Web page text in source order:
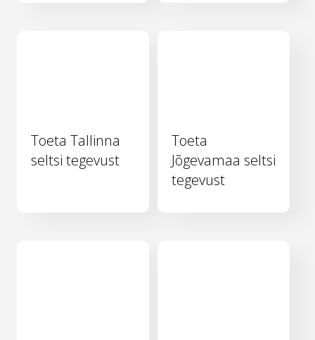
Toeta Tallinna
seltsi tegevust
Toeta
Jõgevamaa seltsi
tegevust